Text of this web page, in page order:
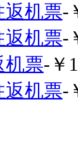
返机票-
返机票-
机票-￥
返机票-